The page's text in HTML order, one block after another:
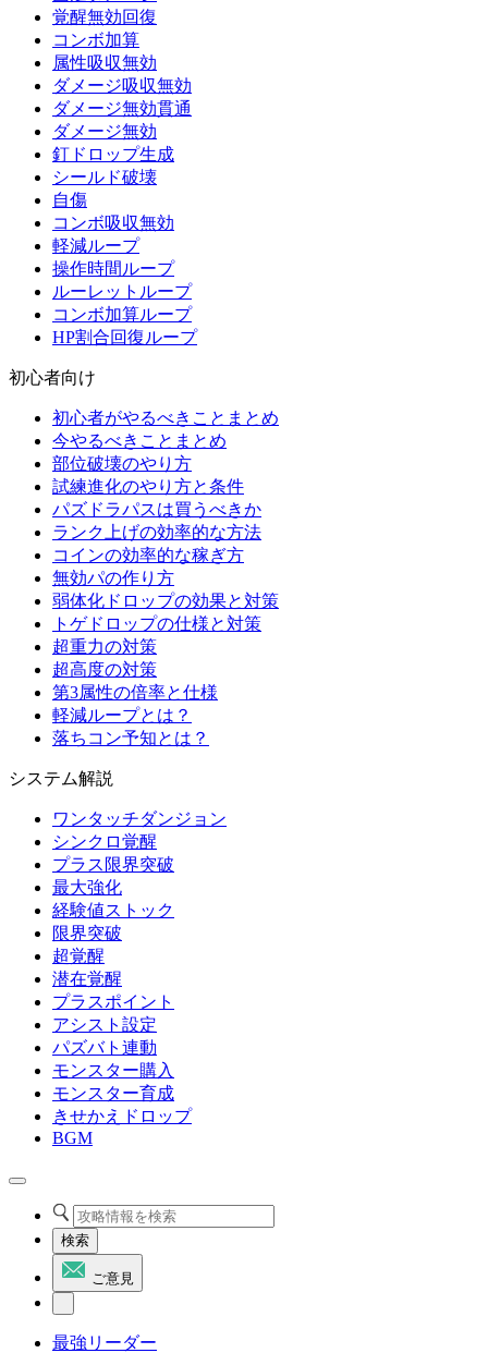
覚醒無効回復
コンボ加算
属性吸収無効
ダメージ吸収無効
ダメージ無効貫通
ダメージ無効
釘ドロップ生成
シールド破壊
自傷
コンボ吸収無効
軽減ループ
操作時間ループ
ルーレットループ
コンボ加算ループ
HP割合回復ループ
初心者向け
初心者がやるべきことまとめ
今やるべきことまとめ
部位破壊のやり方
試練進化のやり方と条件
パズドラパスは買うべきか
ランク上げの効率的な方法
コインの効率的な稼ぎ方
無効パの作り方
弱体化ドロップの効果と対策
トゲドロップの仕様と対策
超重力の対策
超高度の対策
第3属性の倍率と仕様
軽減ループとは？
落ちコン予知とは？
システム解説
ワンタッチダンジョン
シンクロ覚醒
プラス限界突破
最大強化
経験値ストック
限界突破
超覚醒
潜在覚醒
プラスポイント
アシスト設定
パズバト連動
モンスター購入
モンスター育成
きせかえドロップ
BGM
検索
ご意見
最強リーダー